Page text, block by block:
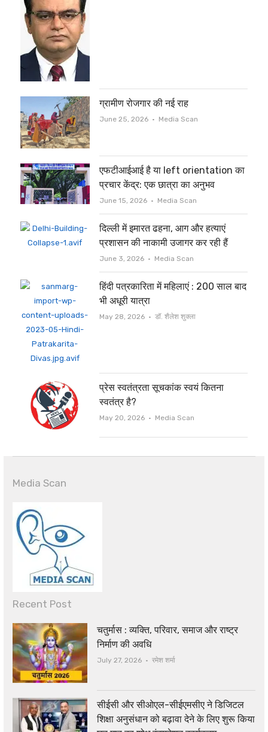
ग्रामीण रोजगार की नई राह
June 25, 2026 Author
Media Scan
एफटीआईआई है या left orientation का
प्रचार केंद्र: एक छात्रा का अनुभव
June 15, 2026 Author
Media Scan
दिल्ली में इमारत ढहना, आग और हत्याएं
प्रशासन की नाकामी उजागर कर रही हैं
June 3, 2026 Author
Media Scan
हिंदी पत्रकारिता में महिलाएं : 200 साल बाद
भी अधूरी यात्रा
May 28, 2026 Author
डॉ. शैलेश शुक्ला
प्रेस स्वतंत्रता सूचकांक स्वयं कितना
स्वतंत्र है?
May 20, 2026 Author
Media Scan
Media Scan
Recent Post
चतुर्मास : व्यक्ति, परिवार, समाज और राष्ट्र
निर्माण की अवधि
July 27, 2026 Author
रमेश शर्मा
सीईसी और सीओएल-सीईएमसीए ने डिजिटल
शिक्षा अनुसंधान को बढ़ावा देने के लिए शुरू किया